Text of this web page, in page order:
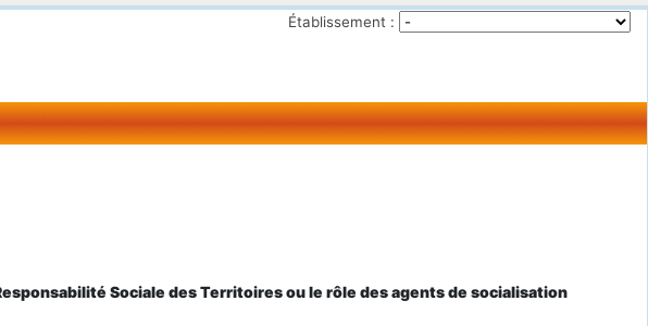
Établissement :
Sociale des Territoires ou le rôle des agents de socialisation